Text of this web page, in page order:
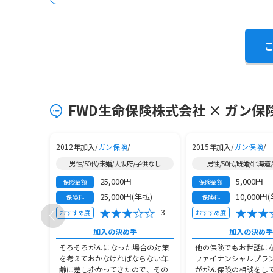
FWD生命保険株式会社 × ガン保
2012年加入/ガン保険/
男性/50代/未婚/大阪府/子供なし
保険金額 25,000円
保険料 25,000円(年払)
おすすめ度 3
加入の決め手
そろそろがんになった場合の対策
を考えておかなければならない年
齢に差し掛かってきたので、その
2015年加入/ガン保険/
男性/50代/既婚/北海道
保険金額 5,000円
保険料 10,000円(
おすすめ度
加入の決め手
他の保険でもお世話に
ファイナンシャルプラ
ががん保険の相談をし